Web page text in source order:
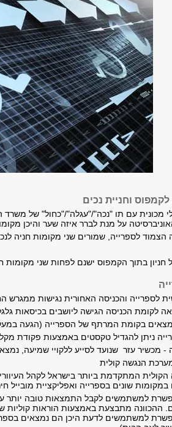
וחניית נכים
מכונית עם תו "נכה"/"עגלה"/"כחול" של משרד
על מנת לברר איזה שער והיכן
הצמוד לספרייה, שמורים שני מקומות חניה
חניון בתוך הקמפוס ישנם לפחות שני מקומות
לספרייה והכניסה האחורית נגישות ממגרש
לקומת הכניסה הגישה ליושבים בכיסאות
בקומת המרתף של הספרייה (הגעה
ניתן להגדיל טקסטים באמצעות פקודת
מכשיר עזר שנועד לסייע ללקויי שמיעה,
המתקדמת ביותר בישראל לקהל
שונים בספרייה ואפליקציית מובייל
למשתמשים לקבל התמצאות טובה יותר
ההכוונה מתבצעת באמצעות הוראות קוליות
למשתמשים לדעת היכן הם נמצאים